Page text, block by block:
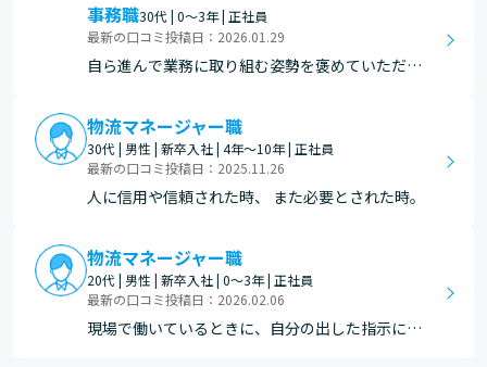
事務職30代 | 0～3年 | 正社員
最新の口コミ投稿日：2026.01.29
自ら進んで業務に取り組む姿勢を褒めていただけ
物流マネージャー職
30代 | 男性 | 新卒入社 | 4年～10年 | 正社員
最新の口コミ投稿日：2025.11.26
人に信用や信頼された時、 また必要とされた時。
物流マネージャー職
20代 | 男性 | 新卒入社 | 0～3年 | 正社員
最新の口コミ投稿日：2026.02.06
現場で働いているときに、自分の出した指示によ